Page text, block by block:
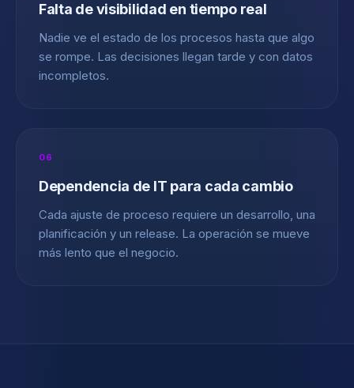
Falta de visibilidad en tiempo real
Nadie ve el estado de los procesos hasta que algo
se rompe. Las decisiones llegan tarde y con datos
incompletos.
06
Dependencia de IT para cada cambio
Cada ajuste de proceso requiere un desarrollo, una
planificación y un release. La operación se mueve
más lento que el negocio.